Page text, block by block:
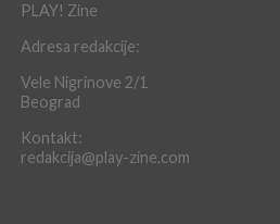
PLAY! Zine
Adresa redakcije:
Vele Nigrinove 2/1
Beograd
Kontakt:
redakcija@play-zine.com